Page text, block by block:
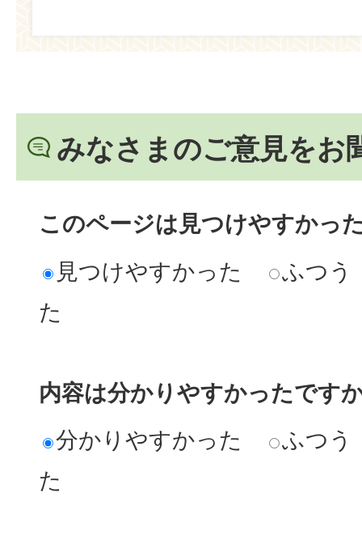
みなさまのご意見をお
このページは見つけやすかっ
見つけやすかった
ふつう
た
内容は分かりやすかったです
分かりやすかった
ふつう
た